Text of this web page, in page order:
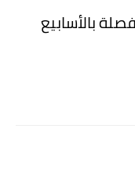
بالأسابيع